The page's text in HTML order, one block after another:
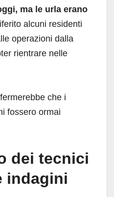
ma le urla erano
alcuni residenti
operazioni dalla
rientrare nelle
che i
fossero ormai
dei tecnici
indagini